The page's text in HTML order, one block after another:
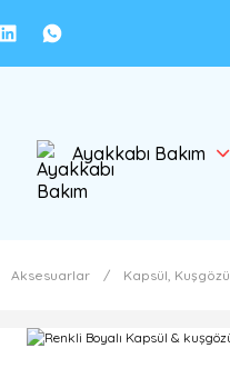
Ayakkabı Bakım
Aksesuarlar Kapsül, Kuşgözü